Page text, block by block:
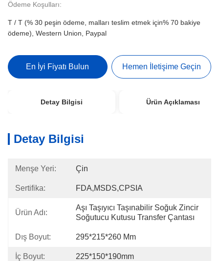
Ödeme Koşulları:
T / T (% 30 peşin ödeme, malları teslim etmek için% 70 bakiye
ödeme), Western Union, Paypal
En İyi Fiyatı Bulun Hemen İletişime Geçin
Detay Bilgisi Ürün Açıklaması
Detay Bilgisi
Menşe Yeri: Çin
Sertifika: FDA,MSDS,CPSIA
Ürün Adı:
Aşı Taşıyıcı Taşınabilir Soğuk Zincir
Soğutucu Kutusu Transfer Çantası
Dış Boyut: 295*215*260 Mm
İç Boyut: 225*150*190mm